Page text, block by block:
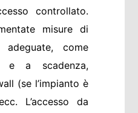
controllato.
misure di
adeguate, come
e a scadenza,
(se l’impianto è
L’accesso da